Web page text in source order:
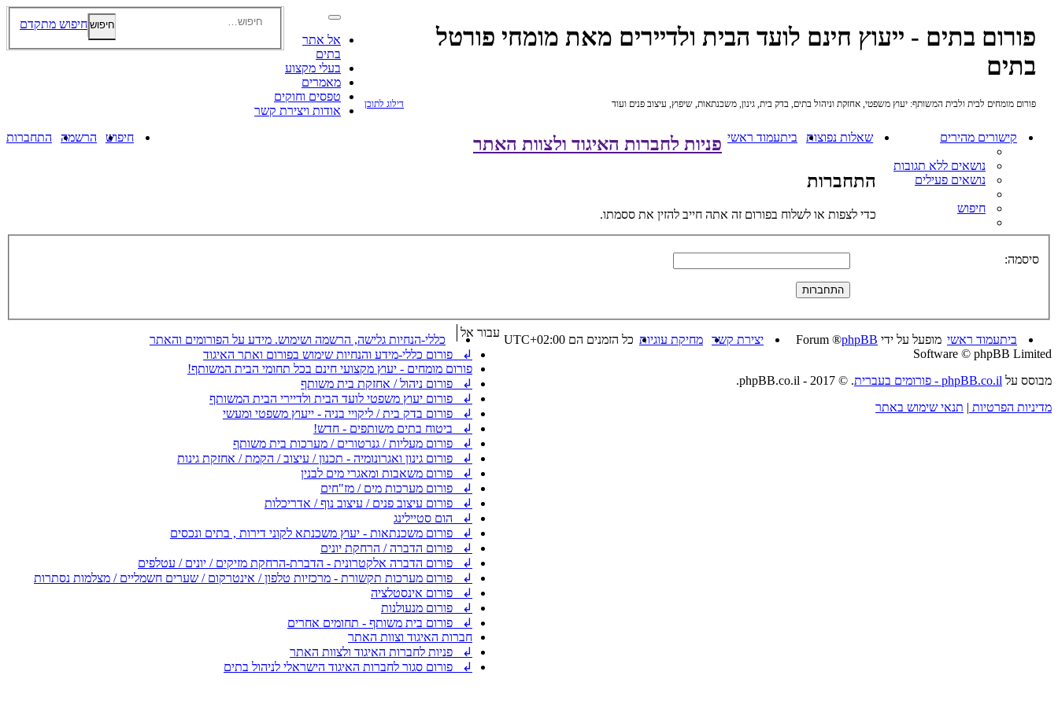
פורום בתים - ייעוץ חינם לועד הבית ולדיירים מאת מומחי פורטל
בתים
פורום מומחים לבית ולבית המשותף: יעוץ משפטי, אחזקת וניהול בתים, בדק בית, גינון, משכנתאות, שיפוץ, עיצוב פנים ועוד דילוג לתוכן
חיפוש חיפוש מתקדם
אל אתר
בתים
בעלי מקצוע
מאמרים
טפסים וחוקים
אודות ויצירת קשר
קישורים מהירים
נושאים ללא תגובות
נושאים פעילים
חיפוש
שאלות נפוצות התחברות הרשמה ביתעמוד ראשי חיפוש
פניות לחברות האיגוד ולצוות האתר
התחברות
כדי לצפות או לשלוח בפורום זה אתה חייב להזין את ססמתו.
סיסמה:
עבור אל
כללי-הנחיות גלישה, הרשמה ושימוש. מידע על הפורומים והאתר
↲ פורום כללי-מידע והנחיות שימוש בפורום ואתר האיגוד
פורום מומחים - יעוץ מקצועי חינם בכל תחומי הבית המשותף!
↲ פורום ניהול / אחזקת בית משותף
↲ פורום יעוץ משפטי לועד הבית ולדיירי הבית המשותף
↲ פורום בדק בית / ליקויי בניה - ייעוץ משפטי ומעשי
↲ ביטוח בתים משותפים - חדש!
↲ פורום מעליות / גנרטורים / מערכות בית משותף
↲ פורום גינון ואגרונומיה - תכנון / עיצוב / הקמת / אחזקת גינות
↲ פורום משאבות ומאגרי מים לבנין
↲ פורום מערכות מים / מז"חים
↲ פורום עיצוב פנים / עיצוב נוף / אדריכלות
↲ הום סטיילינג
↲ פורום משכנתאות - יעוץ משכנתא לקוני דירות , בתים ונכסים
↲ פורום הדברה / הרחקת יונים
↲ פורום הדברה אלקטרונית - הדברת-הרחקת מזיקים / יונים / עטלפים
↲ פורום מערכות תקשורת - מרכזיות טלפון / אינטרקום / שערים חשמליים / מצלמות נסתרות
↲ פורום אינסטלציה
↲ פורום מנעולנות
↲ פורום בית משותף - תחומים אחרים
חברות האיגוד וצוות האתר
↲ פניות לחברות האיגוד ולצוות האתר
↲ פורום סגור לחברות האיגוד הישראלי לניהול בתים
ביתעמוד ראשי כל הזמנים הם UTC+02:00 מחיקת עוגיות יצירת קשר מופעל על ידי phpBB
® Forum
Software © phpBB Limited
מבוסס על phpBB.co.il - פורומים בעברית
. © 2017 - phpBB.co.il.
מדיניות הפרטיות | תנאי שימוש באתר